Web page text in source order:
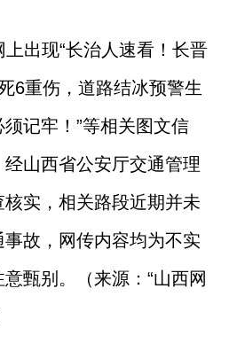
上出现“长治人速看！长晋
6重伤，道路结冰预警生
记牢！”等相关图文信
山西省公安厅交通管理
实，相关路段近期并未
故，网传内容均为不实
甄别。（来源：“山西网